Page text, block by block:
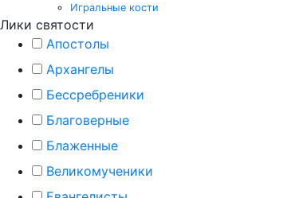
Игральные кости
Лики святости
Апостолы
Архангелы
Бессребреники
Благоверные
Блаженные
Великомученики